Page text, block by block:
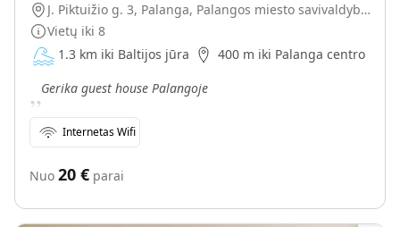
J. Piktuižio g. 3, Palanga, Palangos miesto savivaldybė, Lietuva
Vietų iki 8
1.3 km iki Baltijos jūra
400 m iki Palanga centro
„Gerika guest house Palangoje
Internetas Wifi
Nuo 20 € parai